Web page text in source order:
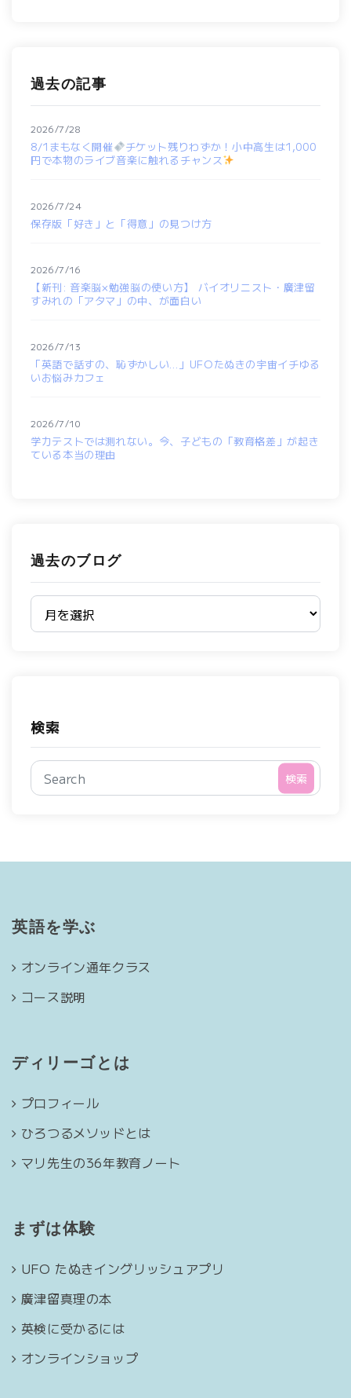
過去の記事
8/1まもなく開催
チケット残りわずか！小中高生は1,000
円で本物のライブ音楽に触れるチャンス
2026/7/28
保存版「好き」と「得意」の見つけ方
2026/7/24
【新刊: 音楽脳×勉強脳の使い方】 バイオリニスト・廣津留
すみれの「アタマ」の中、が面白い
2026/7/16
「英語で話すの、恥ずかしい…」UFOたぬきの宇宙イチゆる
いお悩みカフェ
2026/7/13
学力テストでは測れない。今、子どもの「教育格差」が起き
ている本当の理由
2026/7/10
過去のブログ
過去のブログ
検索
検索
英語を学ぶ
オンライン通年クラス
コース説明
ディリーゴとは
プロフィール
ひろつるメソッドとは
マリ先生の36年教育ノート
まずは体験
UFO たぬきイングリッシュアプリ
廣津留真理の本
英検に受かるには
オンラインショップ